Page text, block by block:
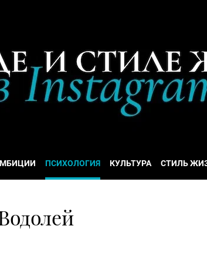
ПСИХОЛОГИЯ КУЛЬТУРА СТИЛЬ